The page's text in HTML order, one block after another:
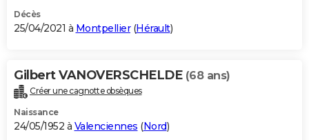
Décès
25/04/2021 à Montpellier(Hérault)
Gilbert VANOVERSCHELDE (68 ans)
Créer une cagnotte obsèques
Naissance
24/05/1952 à Valenciennes (Nord)